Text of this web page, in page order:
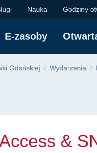
&
Nauka Godziny
E-zasoby
Gdańskiej Wydarzenia
&